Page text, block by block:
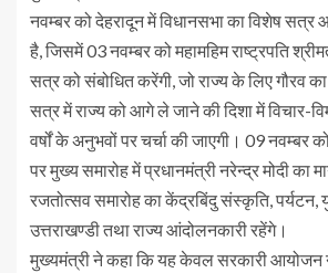
नवम्बर को देहरादून में विधानसभा का विशेष सत्र
है, जिसमें 03 नवम्बर को महामहिम राष्ट्रपति
सत्र को संबोधित करेंगी, जो राज्य के लिए गौरव
सत्र में राज्य को आगे ले जाने की दिशा में विचार-
वर्षों के अनुभवों पर चर्चा की जाएगी। 09 नवम्बर
पर मुख्य समारोह में प्रधानमंत्री नरेन्द्र मोदी का
रजतोत्सव समारोह का केंद्रबिंदु संस्कृति, पर्यटन,
उत्तराखण्डी तथा राज्य आंदोलनकारी रहेंगे।
मुख्यमंत्री ने कहा कि यह केवल सरकारी आयोजन